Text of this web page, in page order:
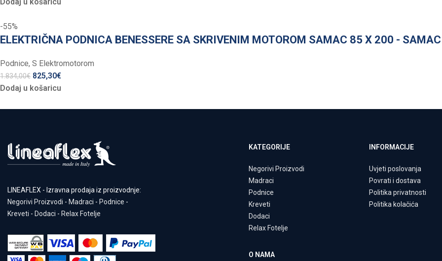
-55%
ELEKTRIČNA PODNICA BENESSERE SA SKRIVENIM MOTOROM SAMAC 85 X 200 - SAMAC
Podnice, S Elektromotorom
1.834,00€ 825,30€
Dodaj u košaricu
LINEAFLEX - Izravna prodaja iz proizvodnje:
Negorivi Proizvodi - Madraci - Podnice -
Kreveti - Dodaci - Relax Fotelje
KATEGORIJE
Negorivi Proizvodi
Madraci
Podnice
Kreveti
Dodaci
Relax Fotelje
O NAMA
INFORMACIJE
Uvjeti poslovanja
Povrati i dostava
Politika privatnosti
Politika kolačića